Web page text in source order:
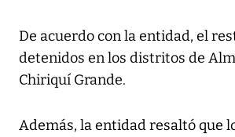
De acuerdo con la entidad, el
detenidos en los distritos de
Chiriquí Grande.
Además, la entidad resaltó que